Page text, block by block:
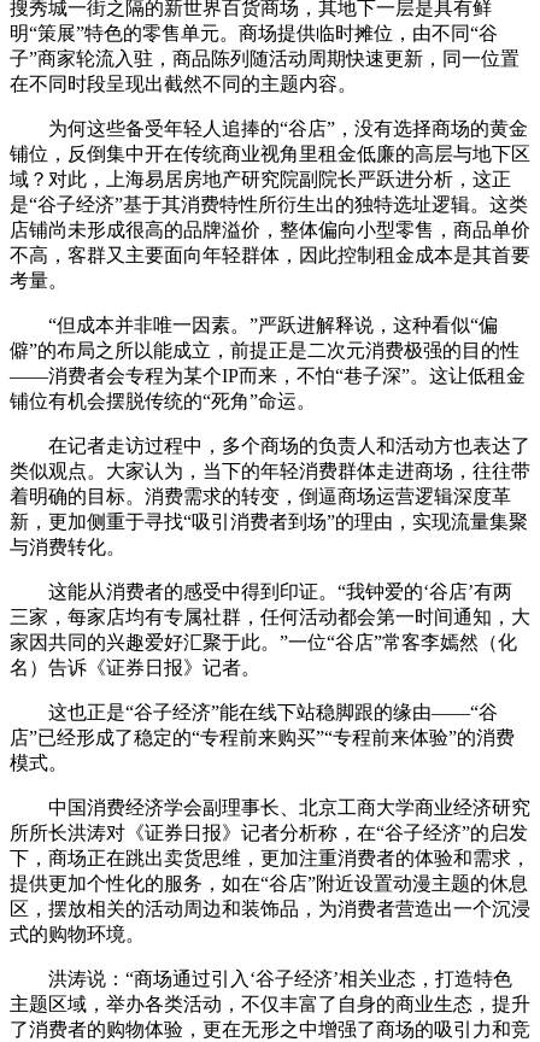
搜秀城一街之隔的新世界百货商场，其地下一层是具有鲜
明“策展”特色的零售单元。商场提供临时摊位，由不同“谷
子”商家轮流入驻，商品陈列随活动周期快速更新，同一位置
在不同时段呈现出截然不同的主题内容。
为何这些备受年轻人追捧的“谷店”，没有选择商场的黄金
铺位，反倒集中开在传统商业视角里租金低廉的高层与地下区
域？对此，上海易居房地产研究院副院长严跃进分析，这正
是“谷子经济”基于其消费特性所衍生出的独特选址逻辑。这类
店铺尚未形成很高的品牌溢价，整体偏向小型零售，商品单价
不高，客群又主要面向年轻群体，因此控制租金成本是其首要
考量。
“但成本并非唯一因素。”严跃进解释说，这种看似“偏
僻”的布局之所以能成立，前提正是二次元消费极强的目的性
——消费者会专程为某个IP而来，不怕“巷子深”。这让低租金
铺位有机会摆脱传统的“死角”命运。
在记者走访过程中，多个商场的负责人和活动方也表达了
类似观点。大家认为，当下的年轻消费群体走进商场，往往带
着明确的目标。消费需求的转变，倒逼商场运营逻辑深度革
新，更加侧重于寻找“吸引消费者到场”的理由，实现流量集聚
与消费转化。
这能从消费者的感受中得到印证。“我钟爱的‘谷店’有两
三家，每家店均有专属社群，任何活动都会第一时间通知，大
家因共同的兴趣爱好汇聚于此。”一位“谷店”常客李嫣然（化
名）告诉《证券日报》记者。
这也正是“谷子经济”能在线下站稳脚跟的缘由——“谷
店”已经形成了稳定的“专程前来购买”“专程前来体验”的消费
模式。
中国消费经济学会副理事长、北京工商大学商业经济研究
所所长洪涛对《证券日报》记者分析称，在“谷子经济”的启发
下，商场正在跳出卖货思维，更加注重消费者的体验和需求，
提供更加个性化的服务，如在“谷店”附近设置动漫主题的休息
区，摆放相关的活动周边和装饰品，为消费者营造出一个沉浸
式的购物环境。
洪涛说：“商场通过引入‘谷子经济’相关业态，打造特色
主题区域，举办各类活动，不仅丰富了自身的商业生态，提升
了消费者的购物体验，更在无形之中增强了商场的吸引力和竞